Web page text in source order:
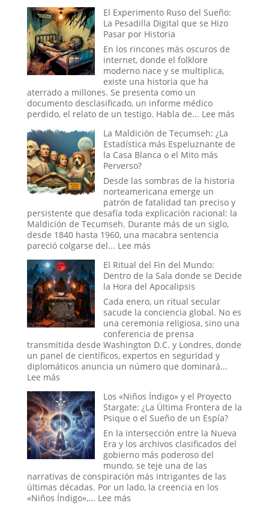
de
Negro
Cristal
y
el
Engaño:
Los
Cráneos
que
Espantaron
a
la
y
Sedujeron
a
Nueva
Era
El Experimento Ruso del Sueño:
La Pesadilla Digital que se Hizo
Pasar por Historia
En los rincones más oscuros de
internet, donde el folklore
moderno nace y se multiplica,
existe una historia que ha
aterrado a millones. Se presenta como un
documento desclasificado, un informe médico
perdido, el relato de un testigo. Habla de... Lee más:
Ruso
La
Digital
que
La Maldición de Tecumseh: ¿La
Estadística más Espeluznante de
la Casa Blanca o el Mito más
Perverso?
Desde las sombras de la historia
norteamericana emerge un
patrón de fatalidad tan preciso y
persistente que desafía toda explicación racional: la
Maldición de Tecumseh. Durante más de un siglo,
desde 1840 hasta 1960, una macabra sentencia
pareció colgarse del... Lee más:
Maldición
de
Tecumseh:
¿La
Estadística
más
Espeluznante
de
la
Casa
Blanca
el
Mito
más
Perverso?
El Ritual del Fin del Mundo:
Dentro de la Sala donde se Decide
la Hora del Apocalipsis
Cada enero, un ritual secular
sacude la conciencia global. No es
una ceremonia religiosa, sino una
conferencia de prensa
transmitida desde Washington D.C. y Londres, donde
un panel de científicos, expertos en seguridad y
diplomáticos anuncia un número que dominará...
Lee más:
Ritual
del
Fin
del
Mundo:
Dentro
de
la
Sala
donde
Los «Niños Índigo» y el Proyecto
Stargate: ¿La Última Frontera de la
Psique o el Sueño de un Espía?
En la intersección entre la Nueva
Era y los archivos clasificados del
gobierno más poderoso del
mundo, se teje una de las
narrativas de conspiración más intrigantes de las
últimas décadas. Por un lado, la creencia en los
«Niños Índigo»,... Lee más: